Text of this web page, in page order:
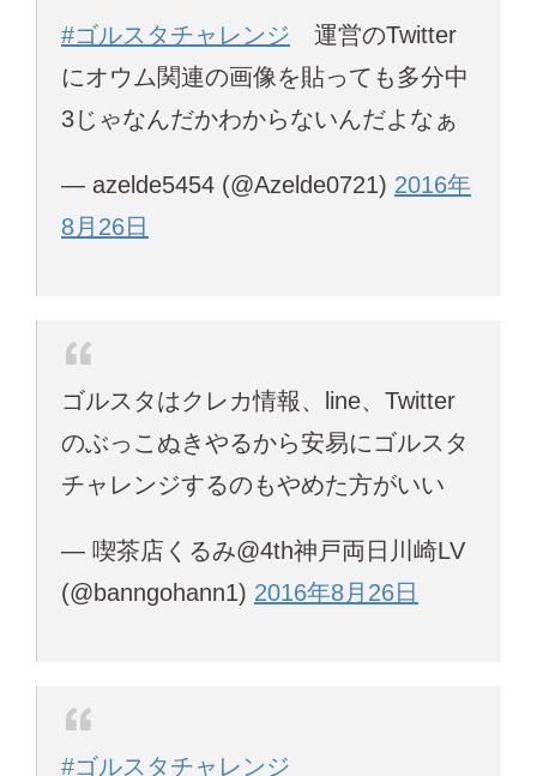
#ゴルスタチャレンジ 運営のTwitter
にオウム関連の画像を貼っても多分中
3じゃなんだかわからないんだよなぁ
— azelde5454 (@Azelde0721) 2016年
8月26日
ゴルスタはクレカ情報、line、Twitter
のぶっこぬきやるから安易にゴルスタ
チャレンジするのもやめた方がいい
— 喫茶店くるみ@4th神戸両日川崎LV
(@banngohann1) 2016年8月26日
#ゴルスタチャレンジ